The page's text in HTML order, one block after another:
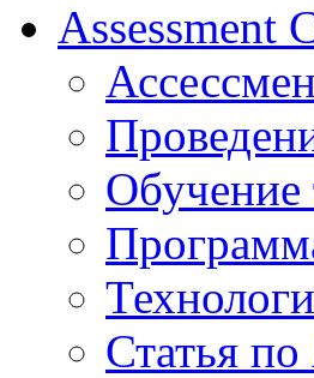
Assessment
Обучение
Статья по